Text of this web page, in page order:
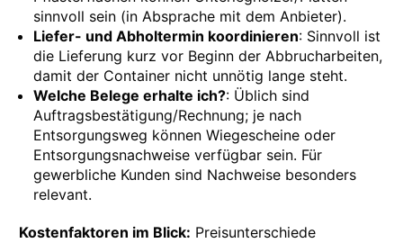
sinnvoll sein (in Absprache mit dem Anbieter).
Liefer- und Abholtermin koordinieren: Sinnvoll ist
die Lieferung kurz vor Beginn der Abbrucharbeiten,
damit der Container nicht unnötig lange steht.
Welche Belege erhalte ich?: Üblich sind
Auftragsbestätigung/Rechnung; je nach
Entsorgungsweg können Wiegescheine oder
Entsorgungsnachweise verfügbar sein. Für
gewerbliche Kunden sind Nachweise besonders
relevant.
Kostenfaktoren im Blick: Preisunterschiede